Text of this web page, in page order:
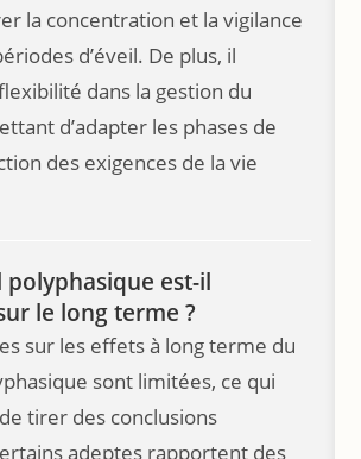
la concentration et la vigilance
d’éveil. De plus, il
dans la gestion du
d’adapter les phases de
des exigences de la vie
polyphasique est-il
le long terme ?
sur les effets à long terme du
sont limitées, ce qui
tirer des conclusions
adeptes rapportent des